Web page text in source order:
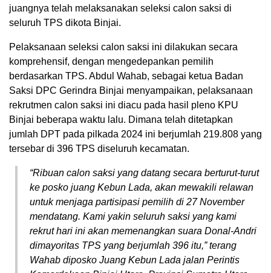
juangnya telah melaksanakan seleksi calon saksi di
seluruh TPS dikota Binjai.
Pelaksanaan seleksi calon saksi ini dilakukan secara
komprehensif, dengan mengedepankan pemilih
berdasarkan TPS. Abdul Wahab, sebagai ketua Badan
Saksi DPC Gerindra Binjai menyampaikan, pelaksanaan
rekrutmen calon saksi ini diacu pada hasil pleno KPU
Binjai beberapa waktu lalu. Dimana telah ditetapkan
jumlah DPT pada pilkada 2024 ini berjumlah 219.808 yang
tersebar di 396 TPS diseluruh kecamatan.
“Ribuan calon saksi yang datang secara berturut-turut
ke posko juang Kebun Lada, akan mewakili relawan
untuk menjaga partisipasi pemilih di 27 November
mendatang. Kami yakin seluruh saksi yang kami
rekrut hari ini akan memenangkan suara Donal-Andri
dimayoritas TPS yang berjumlah 396 itu,” terang
Wahab diposko Juang Kebun Lada jalan Perintis